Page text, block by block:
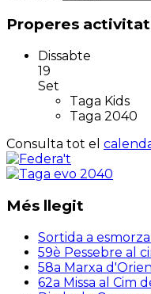
Properes
Dissabte
19
Set
Taga Kids
Taga 2040
Consulta tot el
Més llegit
Sortida a
59è Pessebre al
58a Marxa
62a Missa al Cim